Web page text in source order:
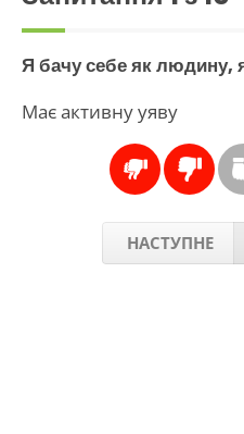
Я бачу себе як людину,
Має активну уяву
НАСТУПНЕ